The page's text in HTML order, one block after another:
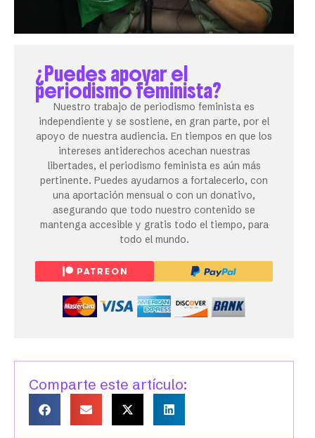
¿Puedes apoyar el
periodismo feminista?
Nuestro trabajo de periodismo feminista es
independiente y se sostiene, en gran parte, por el
apoyo de nuestra audiencia. En tiempos en que los
intereses antiderechos acechan nuestras
libertades, el periodismo feminista es aún más
pertinente. Puedes ayudarnos a fortalecerlo, con
una aportación mensual o con un donativo,
asegurando que todo nuestro contenido se
mantenga accesible y gratis todo el tiempo, para
todo el mundo.
Comparte este artículo: